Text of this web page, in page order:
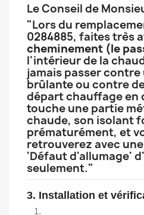
Le Conseil de
"Lors du
0284885, faites très
cheminement (le
l'intérieur de la
jamais passer contre
brûlante ou contre
départ chauffage en
touche une partie
chaude, son isolant
prématurément, et
retrouverez avec
'Défaut d'allumage'
seulement."
3. Installation et